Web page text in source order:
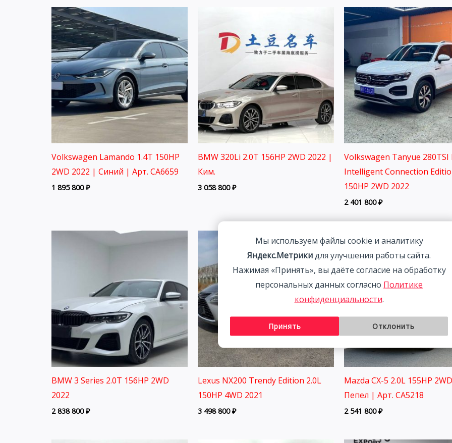
Volkswagen Lamando 1.4T 150HP
2WD 2022 | Синий | Арт. CA6659
1 895 800₽
BMW 320Li 2.0T 156HP 2WD 2022 |
Ким.
3 058 800₽
Volkswagen Tanyue 280TSI
Intelligent Connection
150HP 2WD 2022
2 401 800₽
BMW 3 Series 2.0T 156HP 2WD
2022
2 838 800₽
Lexus NX200 Trendy Edition 2.0L
150HP 4WD 2021
3 498 800₽
Mazda CX-5 2.0L 155HP
Пепел | Арт. CA5218
2 541 800₽
Мы используем файлы cookie и аналитику
Яндекс.Метрики для улучшения работы сайта.
Нажимая «Принять», вы даёте согласие на обработку
персональных данных согласно Политике
конфиденциальности.
Принять Отклонить